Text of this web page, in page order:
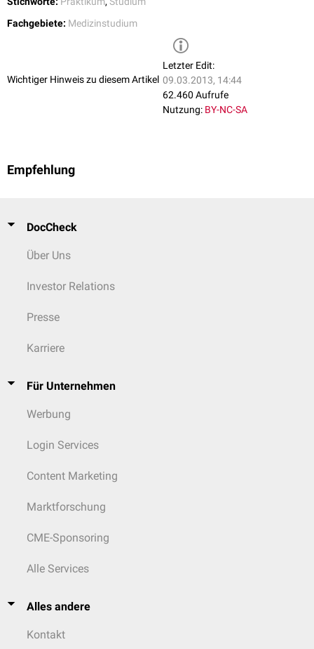
Fachgebiete: Medizinstudium
Wichtiger Hinweis zu diesem Artikel
Letzter Edit:
09.03.2013, 14:44
62.460 Aufrufe
Nutzung: BY-NC-SA
Empfehlung
DocCheck
Über Uns
Investor Relations
Presse
Karriere
Für Unternehmen
Werbung
Login Services
Content Marketing
Marktforschung
CME-Sponsoring
Alle Services
Alles andere
Kontakt